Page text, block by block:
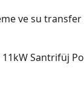
ve su
11kW Santrifüj